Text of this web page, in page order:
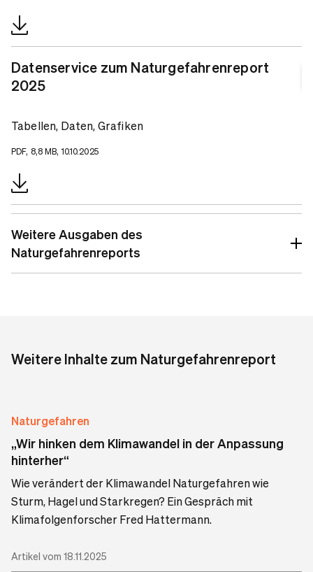
Datenservice zum Naturgefahrenreport
2025
Tabellen, Daten, Grafiken
PDF, 8,8 MB, 10.10.2025
Weitere Ausgaben des
Naturgefahrenreports
Naturgefahrenreport 2021
Naturgefahrenreport 2018
Naturgefahrenreport 2017
Naturgefahrenreport 2015
Naturgefahrenreport 2014
Weitere Inhalte zum Naturgefahrenreport
Naturgefahren
„Wir hinken dem Klimawandel in der Anpassung
hinterher“
Wie verändert der Klimawandel Naturgefahren wie
Sturm, Hagel und Starkregen? Ein Gespräch mit
Klimafolgenforscher Fred Hattermann.
Artikel vom 18.11.2025